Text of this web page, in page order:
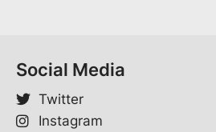
Social Media
Twitter
Instagram